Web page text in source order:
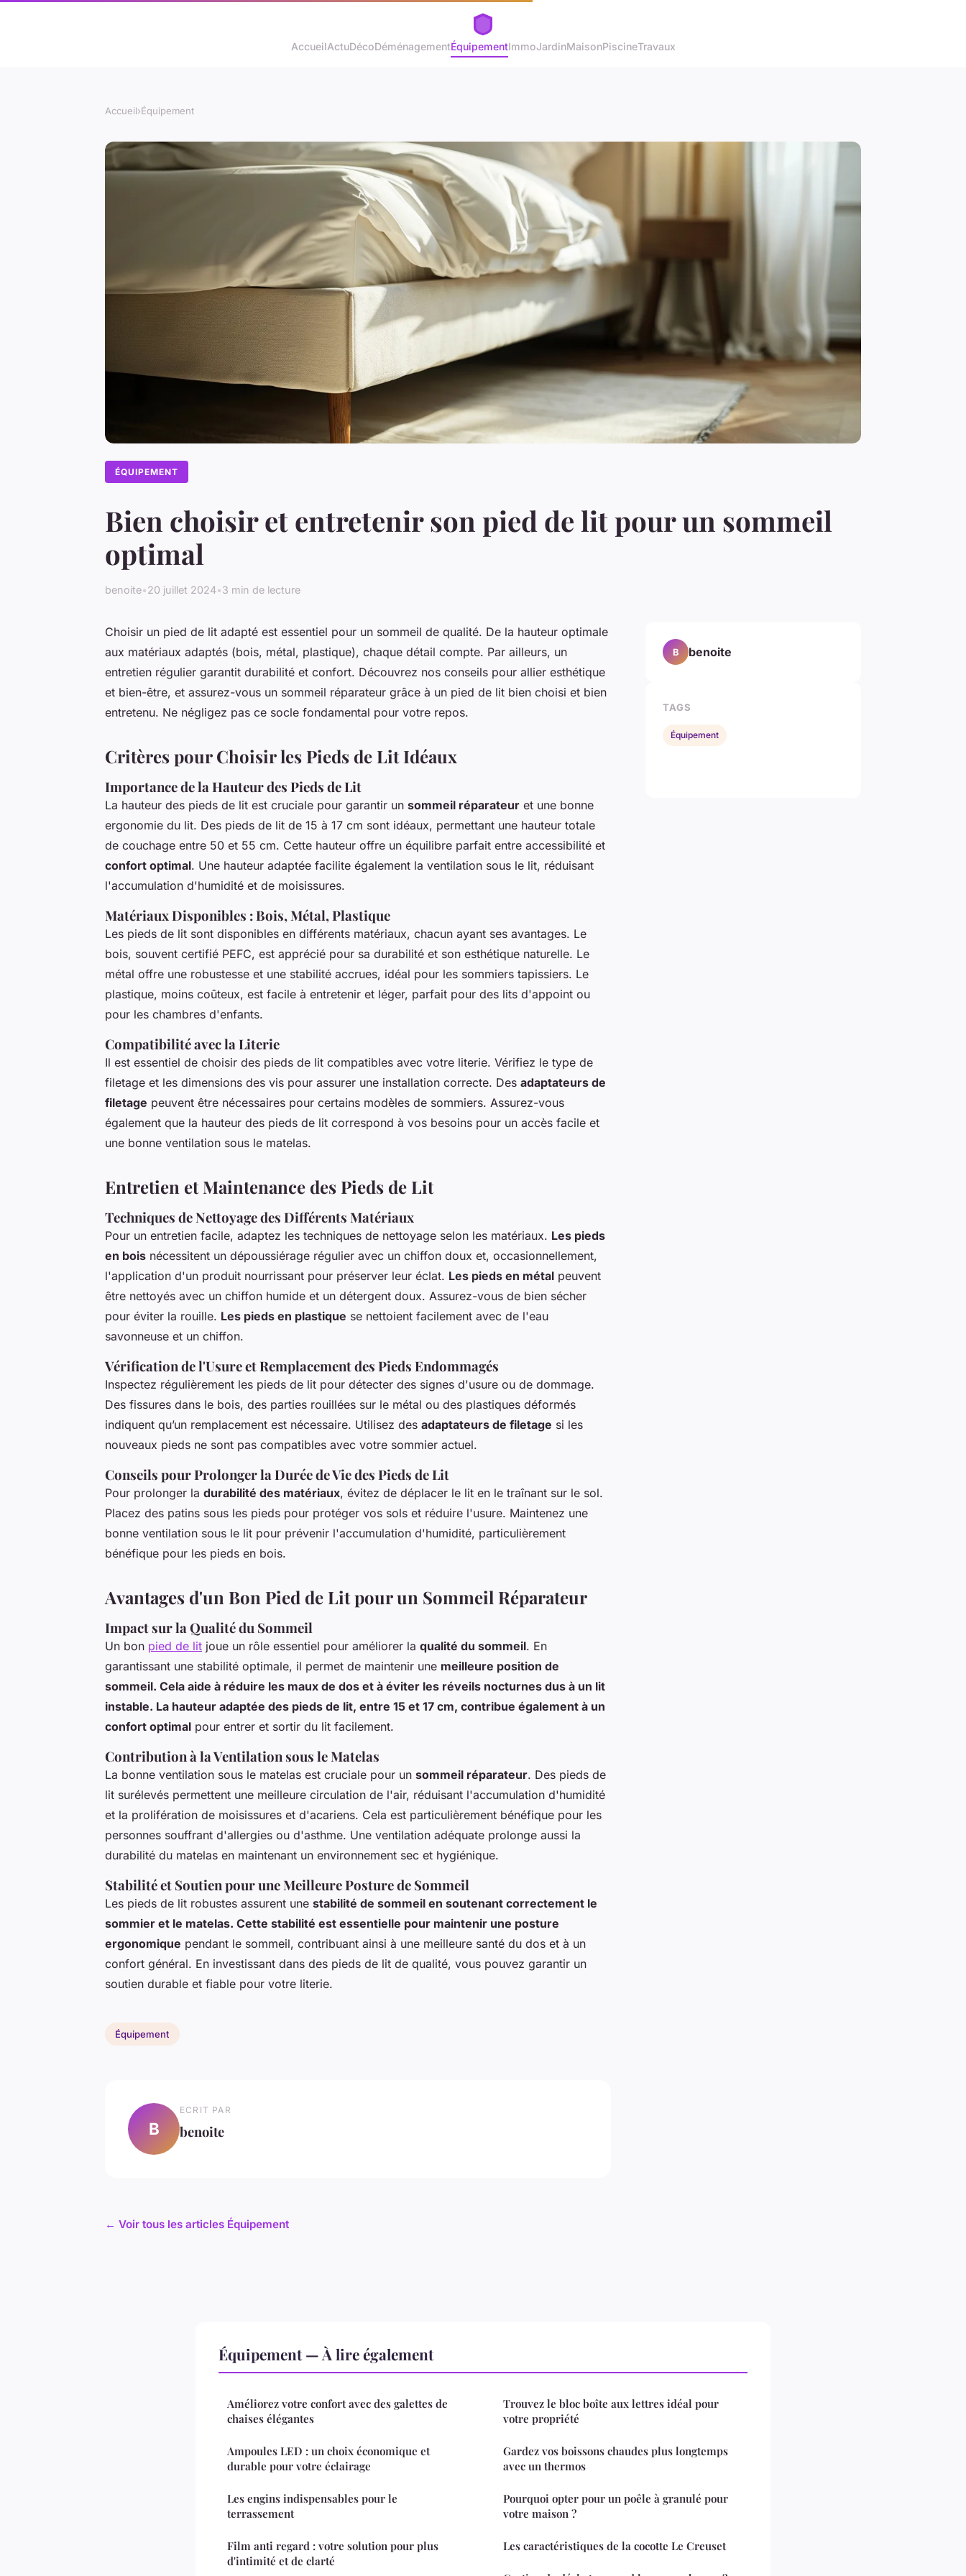
AccueilActuDécoDéménagementÉquipementImmoJardinMaisonPiscineTravaux
Accueil›Équipement
ÉQUIPEMENT
Bien choisir et entretenir son pied de lit pour un sommeil
optimal
benoite•20 juillet 2024•3 min de lecture
Choisir un pied de lit adapté est essentiel pour un sommeil de qualité. De la hauteur optimale
aux matériaux adaptés (bois, métal, plastique), chaque détail compte. Par ailleurs, un
entretien régulier garantit durabilité et confort. Découvrez nos conseils pour allier esthétique
et bien-être, et assurez-vous un sommeil réparateur grâce à un pied de lit bien choisi et bien
entretenu. Ne négligez pas ce socle fondamental pour votre repos.
Critères pour Choisir les Pieds de Lit Idéaux
Importance de la Hauteur des Pieds de Lit
La hauteur des pieds de lit est cruciale pour garantir un sommeil réparateur et une bonne
ergonomie du lit. Des pieds de lit de 15 à 17 cm sont idéaux, permettant une hauteur totale
de couchage entre 50 et 55 cm. Cette hauteur offre un équilibre parfait entre accessibilité et
confort optimal. Une hauteur adaptée facilite également la ventilation sous le lit, réduisant
l'accumulation d'humidité et de moisissures.
Matériaux Disponibles : Bois, Métal, Plastique
Les pieds de lit sont disponibles en différents matériaux, chacun ayant ses avantages. Le
bois, souvent certifié PEFC, est apprécié pour sa durabilité et son esthétique naturelle. Le
métal offre une robustesse et une stabilité accrues, idéal pour les sommiers tapissiers. Le
plastique, moins coûteux, est facile à entretenir et léger, parfait pour des lits d'appoint ou
pour les chambres d'enfants.
Compatibilité avec la Literie
Il est essentiel de choisir des pieds de lit compatibles avec votre literie. Vérifiez le type de
filetage et les dimensions des vis pour assurer une installation correcte. Des adaptateurs de
filetage peuvent être nécessaires pour certains modèles de sommiers. Assurez-vous
également que la hauteur des pieds de lit correspond à vos besoins pour un accès facile et
une bonne ventilation sous le matelas.
Entretien et Maintenance des Pieds de Lit
Techniques de Nettoyage des Différents Matériaux
Pour un entretien facile, adaptez les techniques de nettoyage selon les matériaux. Les pieds
en bois nécessitent un dépoussiérage régulier avec un chiffon doux et, occasionnellement,
l'application d'un produit nourrissant pour préserver leur éclat. Les pieds en métal peuvent
être nettoyés avec un chiffon humide et un détergent doux. Assurez-vous de bien sécher
pour éviter la rouille. Les pieds en plastique se nettoient facilement avec de l'eau
savonneuse et un chiffon.
Vérification de l'Usure et Remplacement des Pieds Endommagés
Inspectez régulièrement les pieds de lit pour détecter des signes d'usure ou de dommage.
Des fissures dans le bois, des parties rouillées sur le métal ou des plastiques déformés
indiquent qu’un remplacement est nécessaire. Utilisez des adaptateurs de filetage si les
nouveaux pieds ne sont pas compatibles avec votre sommier actuel.
Conseils pour Prolonger la Durée de Vie des Pieds de Lit
Pour prolonger la durabilité des matériaux, évitez de déplacer le lit en le traînant sur le sol.
Placez des patins sous les pieds pour protéger vos sols et réduire l'usure. Maintenez une
bonne ventilation sous le lit pour prévenir l'accumulation d'humidité, particulièrement
bénéfique pour les pieds en bois.
Avantages d'un Bon Pied de Lit pour un Sommeil Réparateur
Impact sur la Qualité du Sommeil
Un bon pied de lit joue un rôle essentiel pour améliorer la qualité du sommeil. En
garantissant une stabilité optimale, il permet de maintenir une meilleure position de
sommeil. Cela aide à réduire les maux de dos et à éviter les réveils nocturnes dus à un lit
instable. La hauteur adaptée des pieds de lit, entre 15 et 17 cm, contribue également à un
confort optimal pour entrer et sortir du lit facilement.
Contribution à la Ventilation sous le Matelas
La bonne ventilation sous le matelas est cruciale pour un sommeil réparateur. Des pieds de
lit surélevés permettent une meilleure circulation de l'air, réduisant l'accumulation d'humidité
et la prolifération de moisissures et d'acariens. Cela est particulièrement bénéfique pour les
personnes souffrant d'allergies ou d'asthme. Une ventilation adéquate prolonge aussi la
durabilité du matelas en maintenant un environnement sec et hygiénique.
Stabilité et Soutien pour une Meilleure Posture de Sommeil
Les pieds de lit robustes assurent une stabilité de sommeil en soutenant correctement le
sommier et le matelas. Cette stabilité est essentielle pour maintenir une posture
ergonomique pendant le sommeil, contribuant ainsi à une meilleure santé du dos et à un
confort général. En investissant dans des pieds de lit de qualité, vous pouvez garantir un
soutien durable et fiable pour votre literie.
Équipement
B
ECRIT PAR
benoite
← Voir tous les articles Équipement
B benoite
TAGS
Équipement
Équipement — À lire également
Améliorez votre confort avec des galettes de
chaises élégantes
Ampoules LED : un choix économique et
durable pour votre éclairage
Les engins indispensables pour le
terrassement
Film anti regard : votre solution pour plus
d'intimité et de clarté
Trouvez le bloc boîte aux lettres idéal pour
votre propriété
Gardez vos boissons chaudes plus longtemps
avec un thermos
Pourquoi opter pour un poêle à granulé pour
votre maison ?
Les caractéristiques de la cocotte Le Creuset